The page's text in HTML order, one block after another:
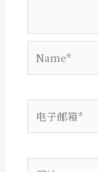
子
箱